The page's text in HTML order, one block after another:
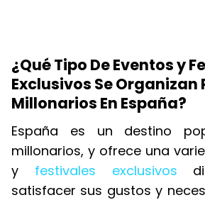
¿Qué Tipo De Eventos y
Exclusivos Se Organizan
Millonarios En España?
España es un destino
millonarios, y ofrece una
y festivales exclusivos
satisfacer sus gustos y